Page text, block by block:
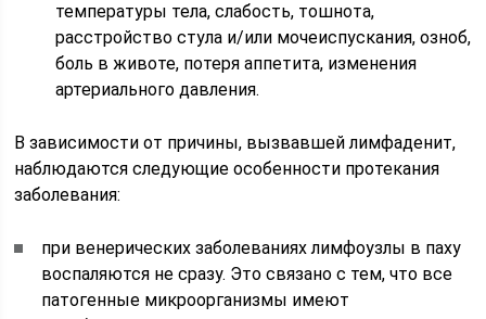
температуры тела, слабость, тошнота,
расстройство стула и/или мочеиспускания, озноб,
боль в животе, потеря аппетита, изменения
артериального давления.
В зависимости от причины, вызвавшей лимфаденит,
наблюдаются следующие особенности протекания
заболевания:
при венерических заболеваниях лимфоузлы в паху
воспаляются не сразу. Это связано с тем, что все
патогенные микроорганизмы имеют